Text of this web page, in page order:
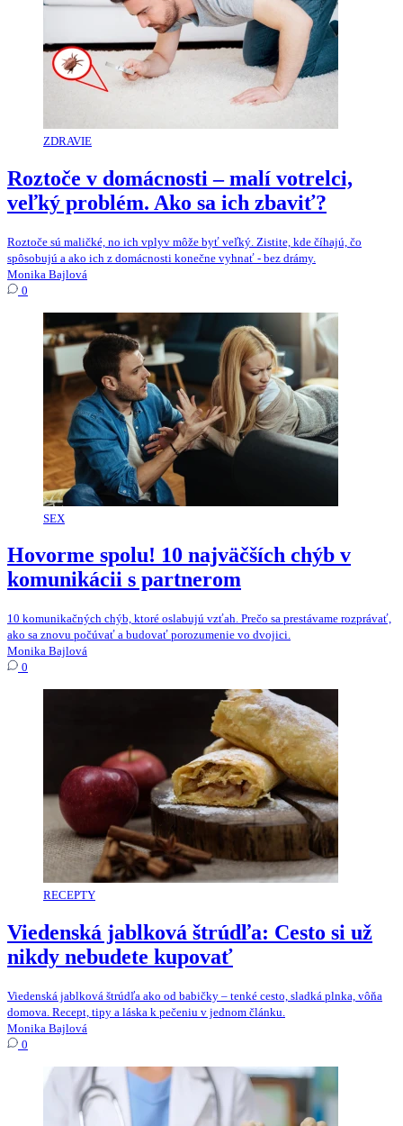
ZDRAVIE
Roztoče v domácnosti – malí votrelci,
veľký problém. Ako sa ich zbaviť?
Roztoče sú maličké, no ich vplyv môže byť veľký. Zistite, kde číhajú, čo
spôsobujú a ako ich z domácnosti konečne vyhnať - bez drámy.
Monika Bajlová
0
SEX
Hovorme spolu! 10 najväčších chýb v
komunikácii s partnerom
10 komunikačných chýb, ktoré oslabujú vzťah. Prečo sa prestávame rozprávať,
ako sa znovu počúvať a budovať porozumenie vo dvojici.
Monika Bajlová
0
RECEPTY
Viedenská jablková štrúdľa: Cesto si už
nikdy nebudete kupovať
Viedenská jablková štrúdľa ako od babičky – tenké cesto, sladká plnka, vôňa
domova. Recept, tipy a láska k pečeniu v jednom článku.
Monika Bajlová
0